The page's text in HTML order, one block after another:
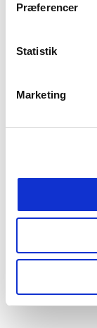
Præferencer
Statistik
Marketing